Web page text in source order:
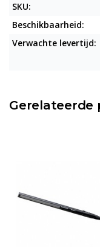
SKU:
Beschikbaarheid:
Verwachte levertijd:
Gerelateerde